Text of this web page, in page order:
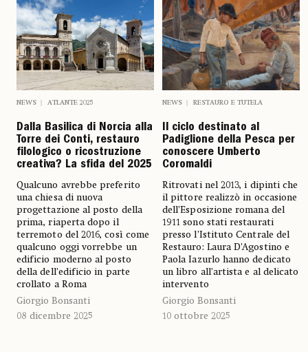
NEWS ATLANTE 2025
Dalla Basilica di Norcia alla
Torre dei Conti, restauro
filologico o ricostruzione
creativa? La sfida del 2025
Qualcuno avrebbe preferito
una chiesa di nuova
progettazione al posto della
prima, riaperta dopo il
terremoto del 2016, così come
qualcuno oggi vorrebbe un
edificio moderno al posto
della dell’edificio in parte
crollato a Roma
Giorgio Bonsanti
08 dicembre 2025
NEWS RESTAURO E TUTELA
Il ciclo destinato al
Padiglione della Pesca per
conoscere Umberto
Coromaldi
Ritrovati nel 2013, i dipinti che
il pittore realizzò in occasione
dell’Esposizione romana del
1911 sono stati restaurati
presso l’Istituto Centrale del
Restauro: Laura D’Agostino e
Paola Iazurlo hanno dedicato
un libro all’artista e al delicato
intervento
Giorgio Bonsanti
10 ottobre 2025